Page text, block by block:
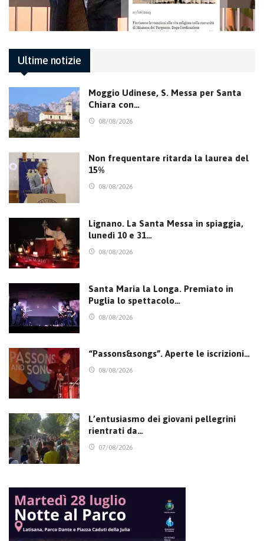
Ultime notizie
Moggio Udinese, S. Messa per Santa
Chiara con…
08/08/2026
Non frequentare ritarda la laurea del
15%
08/08/2026
Lignano. La Santa Messa in spiaggia,
lunedì 10 e 31…
08/08/2026
Santa Maria la Longa. Premiato in
Puglia lo spettacolo…
08/08/2026
“Passons&songs”. Aperte le iscrizioni…
08/08/2026
L’entusiasmo dei giovani pellegrini
rientrati da…
07/08/2026